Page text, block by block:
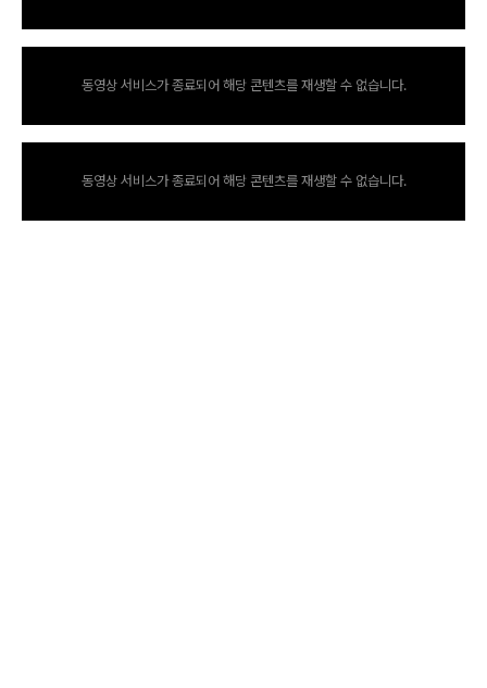
동영상 서비스가 종료되어 해당 콘텐츠를 재생할 수 없습니다.
동영상 서비스가 종료되어 해당 콘텐츠를 재생할 수 없습니다.